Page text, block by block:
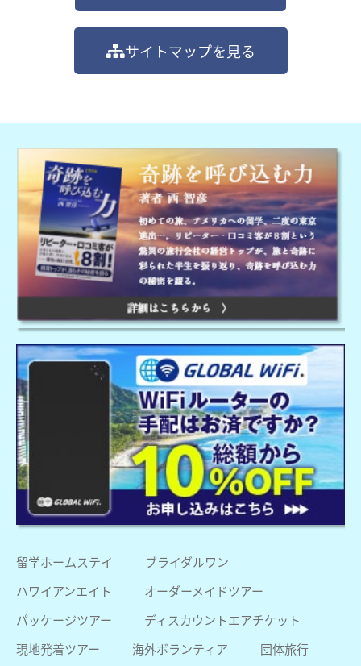
サイトマップを見る
留学ホームステイ
ブライダルワン
ハワイアンエイト
オーダーメイドツアー
パッケージツアー
ディスカウントエアチケット
現地発着ツアー
海外ボランティア
団体旅行